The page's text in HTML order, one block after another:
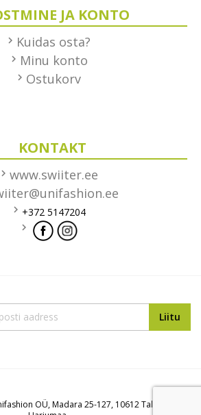
JA KONTO
Kuidas osta?
Minu konto
Ostukorv
KONTAKT
www.swiiter.ee
+372 5147204
Liitu
OÜ, Madara 25-127, 10612 Tallinn,